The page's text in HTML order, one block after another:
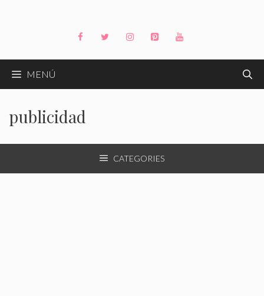
MENÚ
publicidad
CATEGORIES